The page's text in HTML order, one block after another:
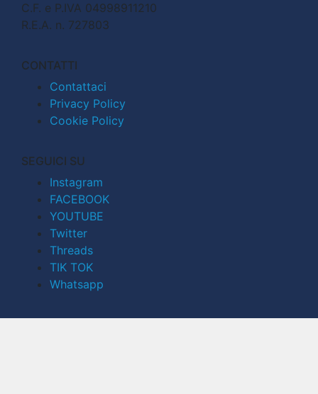
C.F. e P.IVA 04998911210
R.E.A. n. 727803
CONTATTI
Contattaci
Privacy Policy
Cookie Policy
SEGUICI SU
Instagram
FACEBOOK
YOUTUBE
Twitter
Threads
TIK TOK
Whatsapp